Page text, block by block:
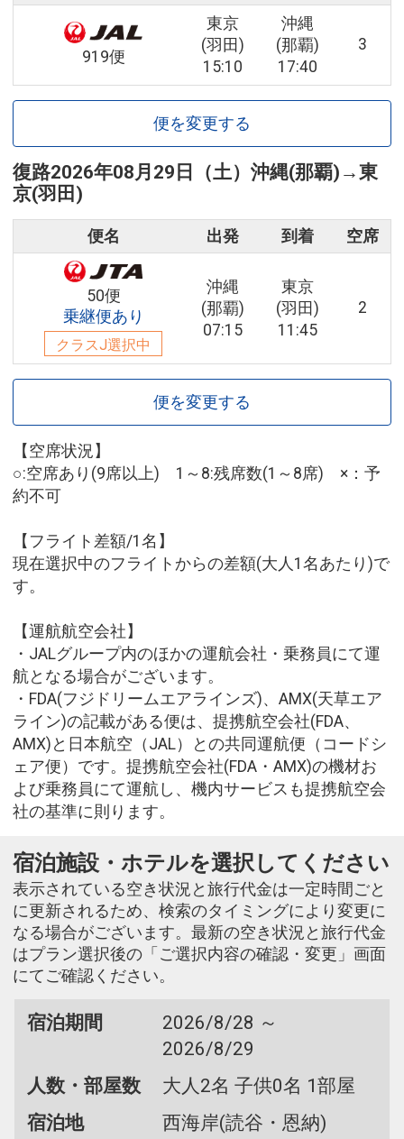
919便
東京
(羽田)
15:10
沖縄
(那覇)
17:40
3
便を変更する
復路2026年08月29日（土） 沖縄(那覇) →東
京(羽田)
便名 出発 到着 空席
50便
乗継便あり
クラスJ選択中
沖縄
(那覇)
07:15
東京
(羽田)
11:45
2
便を変更する
【空席状況】
○:空席あり(9席以上) 1～8:残席数(1～8席) ×：予
約不可
【フライト差額/1名】
現在選択中のフライトからの差額(大人1名あたり)で
す。
【運航航空会社】
・JALグループ内のほかの運航会社・乗務員にて運
航となる場合がございます。
・FDA(フジドリームエアラインズ)、AMX(天草エア
ライン)の記載がある便は、提携航空会社(FDA、
AMX)と日本航空（JAL）との共同運航便（コードシ
ェア便）です。提携航空会社(FDA・AMX)の機材お
よび乗務員にて運航し、機内サービスも提携航空会
社の基準に則ります。
宿泊施設・ホテルを選択してください
表示されている空き状況と旅行代金は一定時間ごと
に更新されるため、検索のタイミングにより変更に
なる場合がございます。最新の空き状況と旅行代金
はプラン選択後の「ご選択内容の確認・変更」画面
にてご確認ください。
宿泊期間
2026/8/28 ～
2026/8/29
人数・部屋数
大人2名 子供0名 1部屋
宿泊地
西海岸(読谷・恩納)